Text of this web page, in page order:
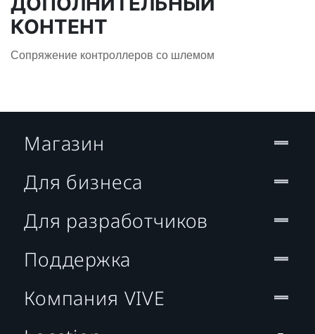
КОНТЕНТ
Сопряжение контроллеров со шлемом
Магазин
Для бизнеса
Для разработчиков
Поддержка
Компания VIVE